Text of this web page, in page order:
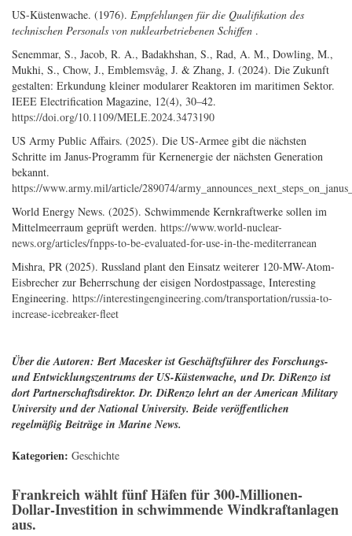
US-Küstenwache. (1976). Empfehlungen für die Qualifikation des
technischen Personals von nuklearbetriebenen Schiffen .
Senemmar, S., Jacob, R. A., Badakhshan, S., Rad, A. M., Dowling, M.,
Mukhi, S., Chow, J., Emblemsvåg, J. & Zhang, J. (2024). Die Zukunft
gestalten: Erkundung kleiner modularer Reaktoren im maritimen Sektor.
IEEE Electrification Magazine, 12(4), 30–42.
https://doi.org/10.1109/MELE.2024.3473190
US Army Public Affairs. (2025). Die US-Armee gibt die nächsten
Schritte im Janus-Programm für Kernenergie der nächsten Generation
bekannt.
https://www.army.mil/article/289074/
World Energy News. (2025). Schwimmende Kernkraftwerke sollen im
Mittelmeerraum geprüft werden. https://www.world-nuclear-
news.org/articles/fnpps-to-be-evaluated-for-use-in-the-mediterranean
Mishra, PR (2025). Russland plant den Einsatz weiterer 120-MW-Atom-
Eisbrecher zur Beherrschung der eisigen Nordostpassage, Interesting
Engineering. https://interestingengineering.com/transportation/russia-to-
increase-icebreaker-fleet
Über die Autoren: Bert Macesker ist Geschäftsführer des Forschungs-
und Entwicklungszentrums der US-Küstenwache, und Dr. DiRenzo ist
dort Partnerschaftsdirektor. Dr. DiRenzo lehrt an der American Military
University und der National University. Beide veröffentlichen
regelmäßig Beiträge in Marine News.
Kategorien: Geschichte
Frankreich wählt fünf Häfen für 300-Millionen-
Dollar-Investition in schwimmende Windkraftanlagen
aus.